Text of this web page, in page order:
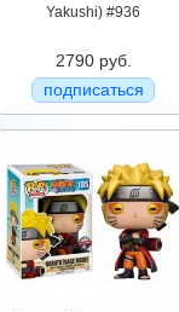
Yakushi) #936
2790 руб.
подписаться